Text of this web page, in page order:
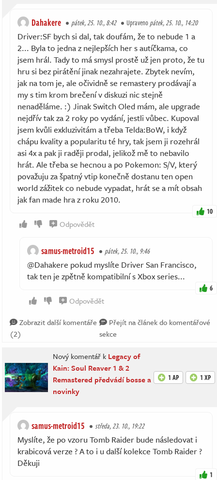
Dahakere pátek, 25. 10., 8:42 Upravenopátek, 25. 10., 14:20
Driver:SF bych si dal, tak doufám, že to nebude 1 a
2... Byla to jedna z nejlepších her s autíčkama, co
jsem hrál. Tady to má smysl prostě už jen proto, že tu
hru si bez pirátění jinak nezahrajete. Zbytek nevím,
jak na tom je, ale očividně se remastery prodávají a
my s tim krom brečení v diskuzi nic stejně
nenaděláme. :) Jinak Switch Oled mám, ale upgrade
nejdřív tak za 2 roky po vydání, jestli vůbec. Kupoval
jsem kvůli exkluzivitám a třeba Telda:BoW, i když
chápu kvality a popularitu té hry, tak jsem ji rozehrál
asi 4x a pak ji raději prodal, jelikož mě to nebavilo
hrát. Ale třeba se hecnou a po Pokemon: S/V, který
považuju za špatný vtip konečně dostanu ten open
world zážitek co nebude vypadat, hrát se a mít obsah
jak fan made hra z roku 2010.
10
Odpovědět
samus-metroid15 pátek, 25. 10., 9:46
@Dahakere pokud myslíte Driver San Francisco,
tak ten je zpětně kompatibilní s Xbox series...
6
Odpovědět
Zobrazit další komentáře
(2)
Přejít na článek do komentářové
sekce
Nový komentář k Legacy of
Kain: Soul Reaver 1 & 2
Remastered předvádí bosse a
novinky
1 AP 1 XP
samus-metroid15 středa, 23. 10., 19:22
Myslíte, že po vzoru Tomb Raider bude následovat i
krabicová verze ? A to i u další kolekce Tomb Raider ?
Děkuji
1